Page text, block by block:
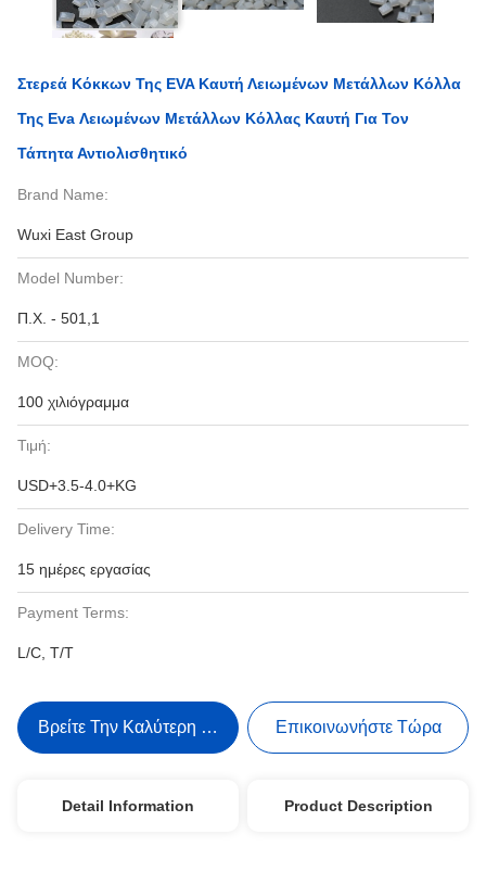
Στερεά Κόκκων Της EVA Καυτή Λειωμένων Μετάλλων Κόλλα
Της Eva Λειωμένων Μετάλλων Κόλλας Καυτή Για Τον
Τάπητα Αντιολισθητικό
Brand Name:
Wuxi East Group
Model Number:
Π.Χ. - 501,1
MOQ:
100 χιλιόγραμμα
Τιμή:
USD+3.5-4.0+KG
Delivery Time:
15 ημέρες εργασίας
Payment Terms:
L/C, T/T
Βρείτε Την Καλύτερη Τιμή Επικοινωνήστε Τώρα
Detail Information Product Description